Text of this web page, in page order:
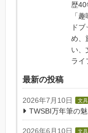
歴40
「
ド
め、
い、
ライ
最新の投稿
2026年7月10日 文
TWSBI万年筆の魅
2026年6月10日 文